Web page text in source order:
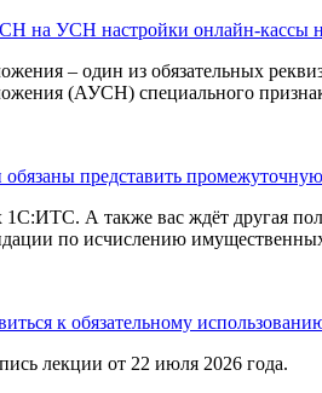
на УСН настройки онлайн-кассы
– один из обязательных
(АУСН) специального
представить
1С:ИТС. А также вас ждёт другая
по исчислению
к обязательному
лекции от 22 июля 2026 года.